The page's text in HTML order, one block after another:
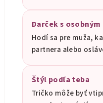
Darček s
Hodí sa pre muža,
partnera alebo
Štýl podľa teba
Tričko môže byť